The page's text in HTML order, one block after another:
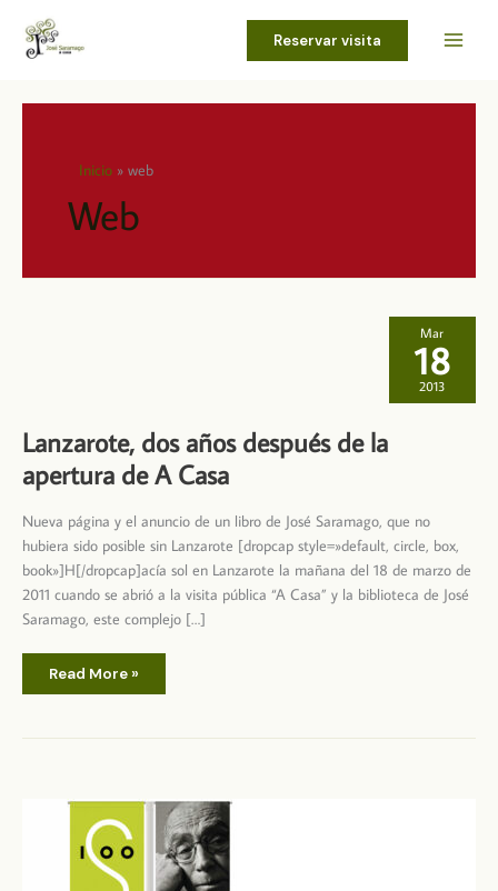
contenido
Reservar visita
Inicio web
Web
Lanzarote, dos años después de la
apertura de A Casa
Nueva página y el anuncio de un libro de José Saramago, que no
hubiera sido posible sin Lanzarote [dropcap style=»default, circle, box,
book»]H[/dropcap]acía sol en Lanzarote la mañana del 18 de marzo de
2011 cuando se abrió a la visita pública “A Casa” y la biblioteca de José
Saramago, este complejo […]
Lanzarote,
la
Casa
Read More »
Mar
18
2013